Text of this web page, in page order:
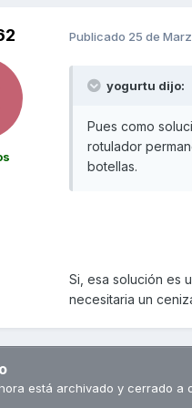
Publicado 25 de
yogurtu dijo:
Pues como
rotulador
botellas.
Si, esa solución es
necesitaria un
está archivado y cerrado a